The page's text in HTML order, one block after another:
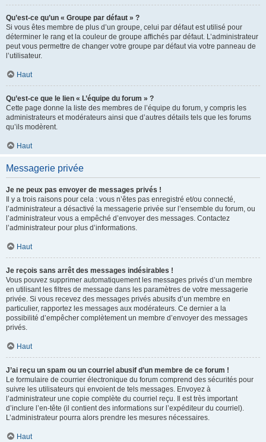
Qu’est-ce qu’un « Groupe par défaut » ?
Si vous êtes membre de plus d’un groupe, celui par défaut est utilisé pour
déterminer le rang et la couleur de groupe affichés par défaut. L’administrateur
peut vous permettre de changer votre groupe par défaut via votre panneau de
l’utilisateur.
Haut
Qu’est-ce que le lien « L’équipe du forum » ?
Cette page donne la liste des membres de l’équipe du forum, y compris les
administrateurs et modérateurs ainsi que d’autres détails tels que les forums
qu’ils modèrent.
Haut
Messagerie privée
Je ne peux pas envoyer de messages privés !
Il y a trois raisons pour cela : vous n’êtes pas enregistré et/ou connecté,
l’administrateur a désactivé la messagerie privée sur l’ensemble du forum, ou
l’administrateur vous a empêché d’envoyer des messages. Contactez
l’administrateur pour plus d’informations.
Haut
Je reçois sans arrêt des messages indésirables !
Vous pouvez supprimer automatiquement les messages privés d’un membre
en utilisant les filtres de message dans les paramètres de votre messagerie
privée. Si vous recevez des messages privés abusifs d’un membre en
particulier, rapportez les messages aux modérateurs. Ce dernier a la
possibilité d’empêcher complètement un membre d’envoyer des messages
privés.
Haut
J’ai reçu un spam ou un courriel abusif d’un membre de ce forum !
Le formulaire de courrier électronique du forum comprend des sécurités pour
suivre les utilisateurs qui envoient de tels messages. Envoyez à
l’administrateur une copie complète du courriel reçu. Il est très important
d’inclure l’en-tête (il contient des informations sur l’expéditeur du courriel).
L’administrateur pourra alors prendre les mesures nécessaires.
Haut